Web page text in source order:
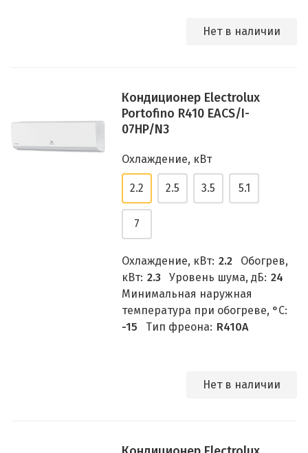
Нет в наличии
Кондиционер Electrolux
Portofino R410 EACS/I-
07HP/N3
Охлаждение, кВт
2.2 2.5 3.5 5.1
7
Охлаждение, кВт: 2.2
Обогрев,
кВт: 2.3 Уровень шума, дБ: 24
Минимальная наружная
температура при обогреве, °C:
-15
Тип фреона: R410A
Нет в наличии